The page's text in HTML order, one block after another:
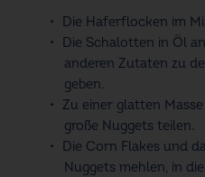
Die Haferflocken im
Die Schalotten in Öl
anderen Zutaten zu
geben.
Zu einer glatten
große Nuggets teilen.
Die Corn Flakes und
Nuggets mehlen, in